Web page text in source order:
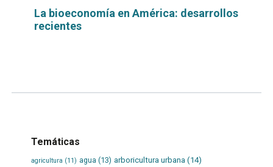
La bioeconomía en América: desarrollos
recientes
Temáticas
agricultura (11) agua (13) arboricultura urbana (14)